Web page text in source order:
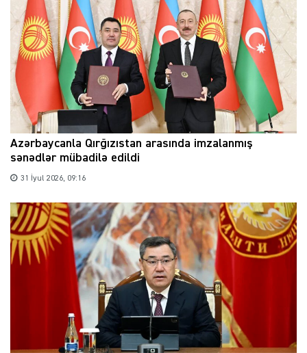
Azərbaycanla Qırğızıstan arasında imzalanmış
sənədlər mübadilə edildi
31 İyul 2026, 09:16